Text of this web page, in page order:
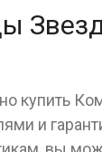
купить
и